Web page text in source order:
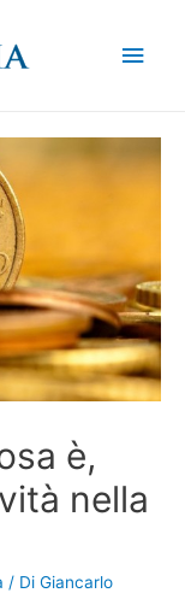
è,
nella
/ Di Giancarlo